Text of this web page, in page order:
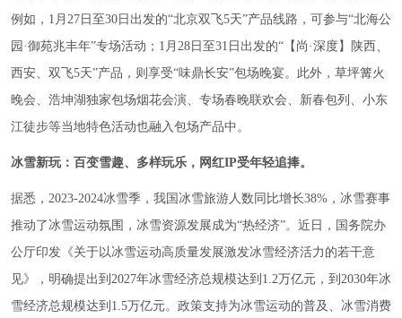
例如，1月27日至30日出发的“北京双飞5天”产品线路，可参与“北海公
园·御苑兆丰年”专场活动；1月28日至31日出发的“【尚·深度】陕西、
西安、双飞5天”产品，则享受“味鼎长安”包场晚宴。此外，草坪篝火
晚会、浩坤湖独家包场烟花会演、专场春晚联欢会、新春包列、小东
江徒步等当地特色活动也融入包场产品中。
冰雪新玩：百变雪趣、多样玩乐，网红IP受年轻追捧。
据悉，2023-2024冰雪季，我国冰雪旅游人数同比增长38%，冰雪赛事
推动了冰雪运动氛围，冰雪资源发展成为“热经济”。近日，国务院办
公厅印发《关于以冰雪运动高质量发展激发冰雪经济活力的若干意
见》，明确提出到2027年冰雪经济总规模达到1.2万亿元，到2030年冰
雪经济总规模达到1.5万亿元。政策支持为冰雪运动的普及、冰雪消费